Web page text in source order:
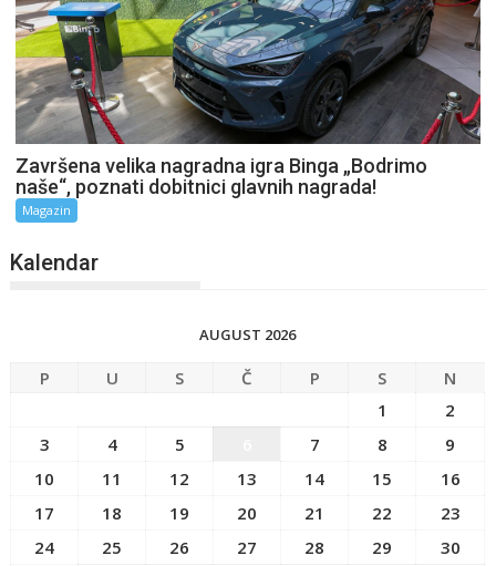
Završena velika nagradna igra Binga „Bodrimo
naše“, poznati dobitnici glavnih nagrada!
Magazin
Kalendar
AUGUST 2026
P U S Č P S
N
1
2
3
4 5 7 8
9
10
11 12 13 14 15
16
17
18 19 20 21 22
23
24
25 26 27 28 29
30